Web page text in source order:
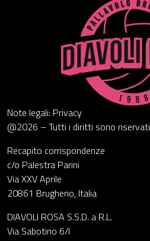
Note legali: Privacy
@2026 – Tutti i diritti sono riservati
Recapito corrispondenze
c/o Palestra Parini
Via XXV Aprile
20861 Brugherio, Italia
DIAVOLI ROSA S.S.D. a R.L.
Via Sabotino 6/I